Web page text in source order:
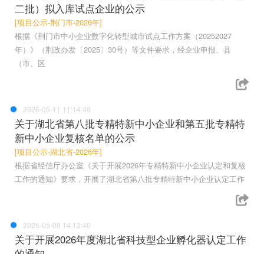
二批）拟入库试点企业的公示
[项目公示-荆门市-2026年]
根据《荆门市中小企业数字化转型城市试点工作方案（20252027
年）》（荆政办发〔2025〕30号）等文件要求，经企业申报、县
（市、区
2026-05-11 11:14:46
关于湖北省第八批专精特新中小企业和第五批专精特
新中小企业复核名单的公示
[项目公示-湖北省-2026年]
根据省经信厅办公室《关于开展2026年专精特新中小企业认定和复核
工作的通知》要求，开展了湖北省第八批专精特新中小企业认定工作
2026-05-09 14:12:40
关于开展2026年度湖北省科技型企业孵化器认定工作